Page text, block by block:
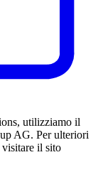
utilizziamo il
AG. Per ulteriori
il sito